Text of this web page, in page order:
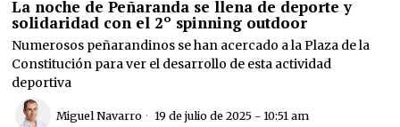
La noche de Peñaranda se llena de deporte y
solidaridad con el 2º spinning outdoor
Numerosos peñarandinos se han acercado a la Plaza de la
Constitución para ver el desarrollo de esta actividad
deportiva
Miguel Navarro 19 de julio de 2025 - 10:51 am